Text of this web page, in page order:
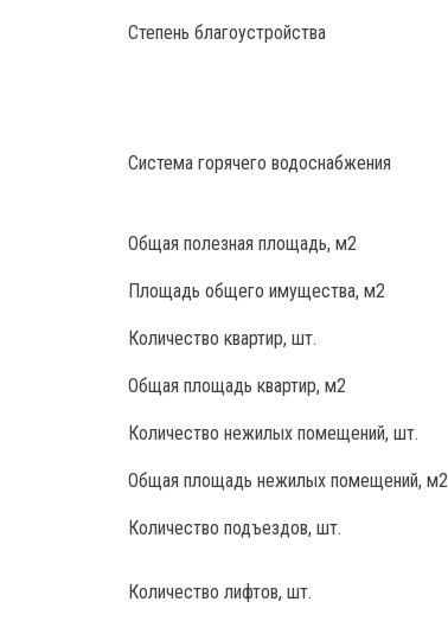
Степень благоустройства
Система горячего водоснабжения
Общая полезная площадь, м2
Площадь общего имущества, м2
Количество квартир, шт.
Общая площадь квартир, м2
Количество нежилых помещений, шт.
Общая площадь нежилых помещений, м2
Количество подъездов, шт.
Количество лифтов, шт.